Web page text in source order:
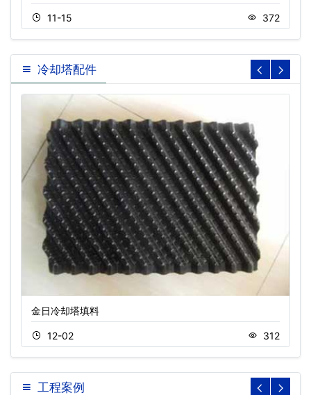
11-15 372
冷却塔配件
金日冷却塔填料
12-02 312
工程案例